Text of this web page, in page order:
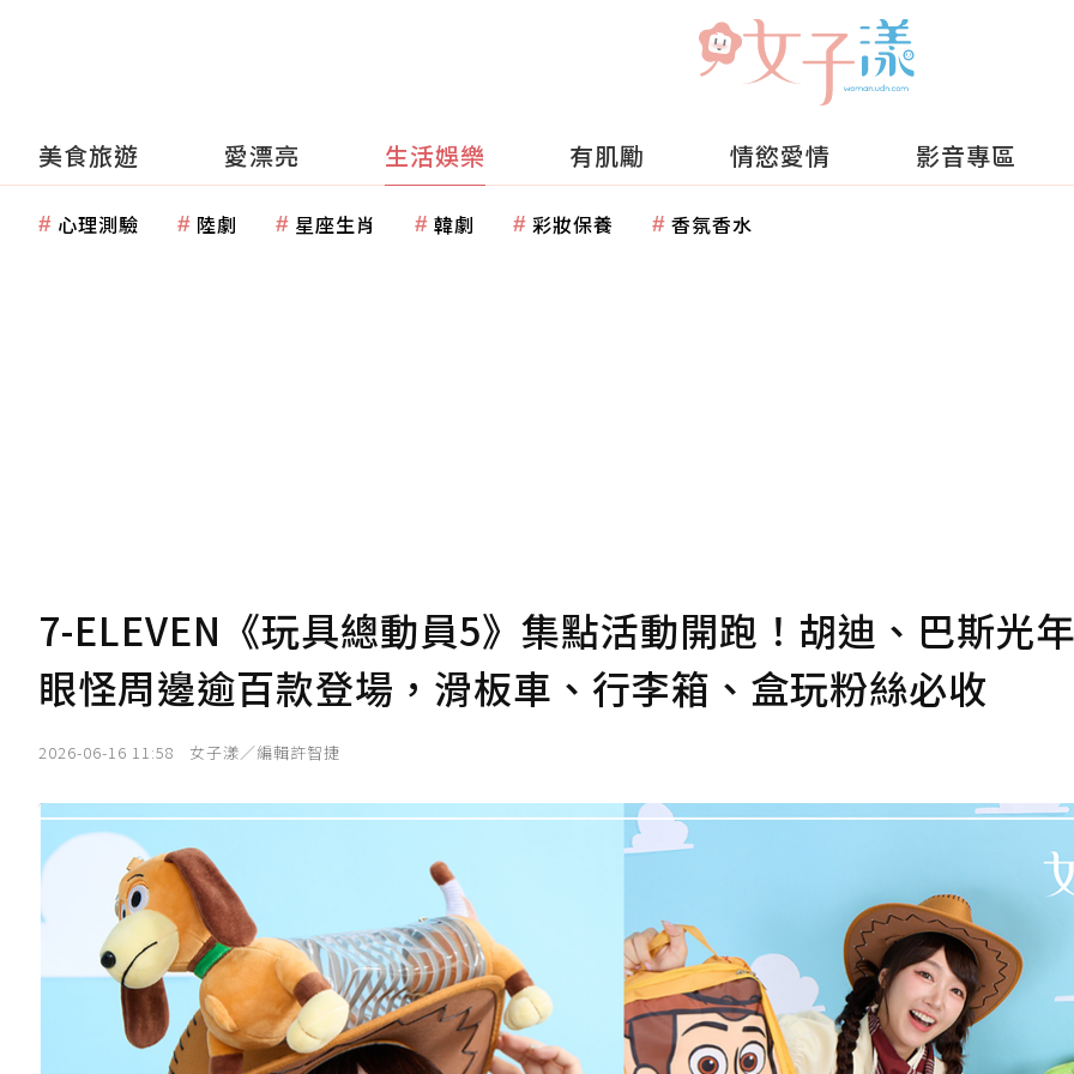
美食旅遊 愛漂亮 生活娛樂 有肌勵 情慾愛情 影音專區
心理測驗 陸劇 星座生肖 韓劇 彩妝保養 香氛香水
7-ELEVEN《玩具總動員5》集點活動開跑！胡迪、巴斯光
眼怪周邊逾百款登場，滑板車、行李箱、盒玩粉絲必收
2026-06-16 11:58 女子漾／編輯許智捷